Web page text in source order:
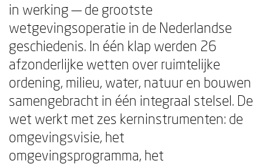
in werking — de grootste
wetgevingsoperatie in de Nederlandse
geschiedenis. In één klap werden 26
afzonderlijke wetten over ruimtelijke
ordening, milieu, water, natuur en bouwen
samengebracht in één integraal stelsel. De
wet werkt met zes kerninstrumenten: de
omgevingsvisie, het
omgevingsprogramma, het